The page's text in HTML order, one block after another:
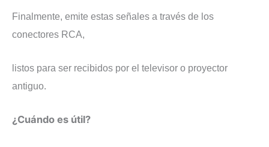
Finalmente, emite estas señales a través de los
conectores RCA,
listos para ser recibidos por el televisor o proyector
antiguo.
¿Cuándo es útil?